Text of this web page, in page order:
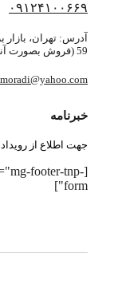
۰۹۱۲۴۱۰۰۶۶۹
آدرس: تهران،
59 (فروش بصورت آنلاین می باشد)
خبرنامه
جهت اطلاع از
footer-tnp-
form"]